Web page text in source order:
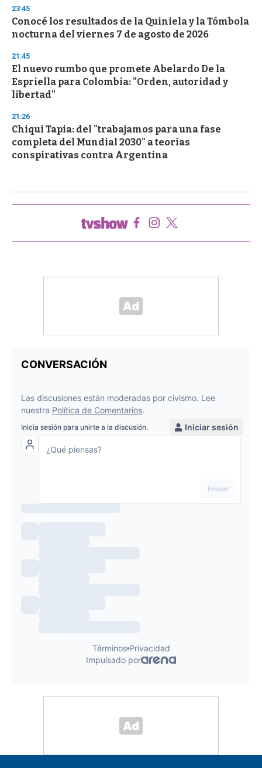
23:45
Conocé los resultados de la Quiniela y la Tómbola
nocturna del viernes 7 de agosto de 2026
21:45
El nuevo rumbo que promete Abelardo De la
Espriella para Colombia: "Orden, autoridad y
libertad"
21:26
Chiqui Tapia: del "trabajamos para una fase
completa del Mundial 2030" a teorías
conspirativas contra Argentina